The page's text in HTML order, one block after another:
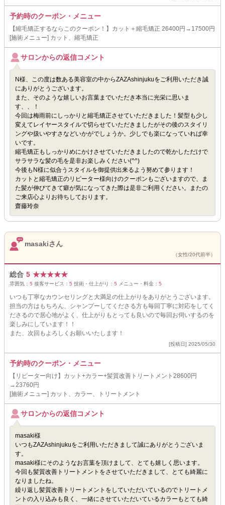
予約時のクーポン・メニュー
【縮毛矯正するならこのクーポン！】カット＋縮毛矯正 26400円→17500円
[施術メニュー] カット、縮毛矯正
サロンからの返信コメント
N様、この度は数ある美容室の中からZAZAshinjukuをご利用いただき誠
にありがとうございます。
また、そのような嬉しいお言葉までいただき本当に光栄に思いま
す、、！
今回は梅雨前にしっかりと縮毛矯正させていただきました！髪型も少し
変えてレイヤースタイルで切らせていただきましたがその後のスタイリ
ングや扱いやすさなどいかがでしょうか。少しでも楽になっていれば幸
いです。
縮毛矯正もしっかりめにかけさせていただきましたので乾かしただけで
サラサラな髪の毛を是非お楽しみください(^^)
今後もN様に似合うスタイルを御提供出来るよう努めて参ります！
カットと縮毛矯正のリピーター様向けのクーポンもございますので、ま
た髪が伸びてきて癖が気になってきた際は是非ご利用ください。またの
ご来店心よりお待ちしております。
齋藤玲奈
masakiさん
（女性/20代前半）
総合 5 ★★★★★
雰囲気： 5 接客サービス： 5 技術・仕上がり： 5 メニュー・料金： 5
いつも丁寧なカウンセリングと大満足の仕上がりをありがとうございます。
担当の方はもちろん、シャンプーしてくださる方も毎回丁寧に対応をしてく
ださるので居心地がよく、仕上がりもとっても良いので毎回お伺いするのを
楽しみにしています！！
また、次回もよろしくお願いいたします！
[投稿日] 2025/05/30
予約時のクーポン・メニュー
【リピーター向け】カット+カラー+髪質改善トリートメント28600円
→23760円
[施術メニュー] カット、カラー、トリートメント
サロンからの返信コメント
masaki様
いつもZAZAshinjukuをご利用いただきまして誠にありがとうございま
す。
masaki様にそのようなお言葉を頂けまして、とても嬉しく思います。
今回も髪質改善トリートメントをさせていただきまして、とても綺麗に
なりましたね。
繰り返し髪質改善トリートメントをしていただいているのでトリートメ
ントの入り込みも良く、一緒にさせていただいているカラーもとても綺